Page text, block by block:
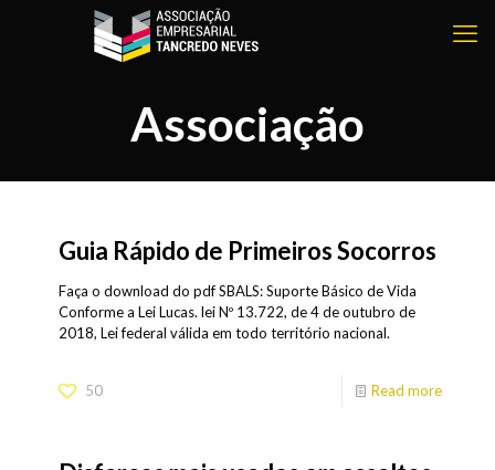
Associação
Guia Rápido de Primeiros Socorros
Faça o download do pdf SBALS: Suporte Básico de Vida
Conforme a Lei Lucas. lei Nº 13.722, de 4 de outubro de
2018, Lei federal válida em todo território nacional.
50 Read more